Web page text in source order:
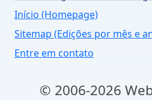
Início (Homepage)
Sitemap (Edições por mês e
Entre em contato
© 2006-2026